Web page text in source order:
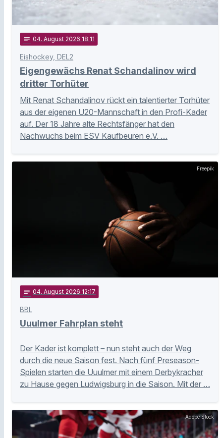
notes 04. August 2026 18:11
Eishockey, DEL2
Eigengewächs Renat Schandalinov wird
dritter Torhüter
Mit Renat Schandalinov rückt ein talentierter Torhüter
aus der eigenen U20-Mannschaft in den Profi-Kader
auf. Der 18 Jahre alte Rechtsfänger hat den
Nachwuchs beim ESV Kaufbeuren e.V. …
Freepik
notes 04. August 2026 12:17
BBL
Uuulmer Fahrplan steht
Der Kader ist komplett – nun steht auch der Weg
durch die neue Saison fest. Nach fünf Preseason-
Spielen starten die Uuulmer mit einem Derbykracher
zu Hause gegen Ludwigsburg in die Saison. Mit der …
Adobe Stock